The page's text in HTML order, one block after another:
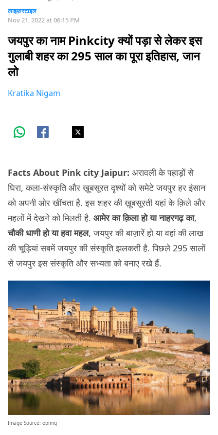
लाइफ़स्टाइल
Nov 21, 2022 at 06:15 PM
जयपुर का नाम Pinkcity क्यों पड़ा से लेकर इस
गुलाबी शहर का 295 साल का पूरा इतिहास, जान
लो
Kratika Nigam
Facts About Pink city Jaipur: अरावली के पहाड़ों से
घिरा, कला-संस्कृति और ख़ूबसूरत दृश्यों को समेटे जयपुर हर इंसान
को अपनी ओर खींचता है. इस शहर की ख़ूबसूरती यहां के क़िले और
महलों में देखने को मिलती है. आमेर का क़िला हो या नाहरगढ़ का,
चौकी धाणी हो या हवा महल, जयपुर की बाज़ारें हो या वहां की लाख
की चूड़ियां सबमें जयपुर की संस्कृति झलकती है. पिछले 295 सालों
से जयपुर इस संस्कृति और सभ्यता को बनाए रखे हैं.
Image Source: epimg